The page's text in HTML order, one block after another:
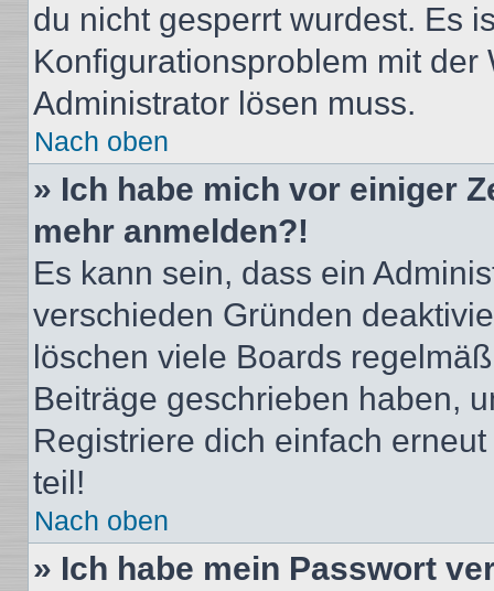
du nicht gesperrt wurdest. Es
Konfigurationsproblem mit
Administrator lösen muss.
Nach oben
» Ich habe mich vor einiger
mehr anmelden?!
Es kann sein, dass ein
verschieden Gründen
löschen viele Boards
Beiträge geschrieben haben,
Registriere dich einfach
teil!
Nach oben
» Ich habe mein Passwort